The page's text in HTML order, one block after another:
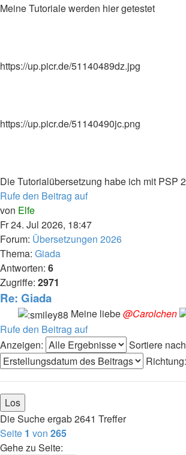
Meine Tutoriale werden hier getestet
https://up.picr.de/51140489dz.jpg
https://up.picr.de/51140490jc.png
Die Tutorialübersetzung habe ich mit PSP
Rufe den Beitrag auf
von Elfe
Fr 24. Jul 2026, 18:47
Forum: Übersetzungen 2026
Thema: Giada
Antworten: 6
Zugriffe: 2971
Re: Giada
Meine liebe@Carolchen
Rufe den Beitrag auf
Anzeigen:
Sortiere
Richtung:
Die Suche ergab 2641 Treffer
Seite 1 von 265
Gehe zu Seite: